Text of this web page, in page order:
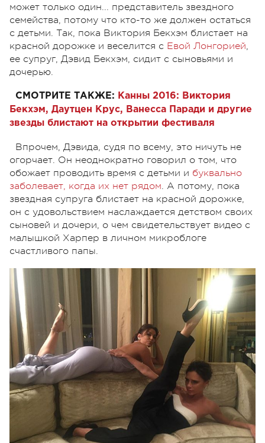
может только один... представитель звездного
семейства, потому что кто-то же должен остаться
с детьми. Так, пока Виктория Бекхэм блистает на
красной дорожке и веселится с Евой Лонгорией,
ее супруг, Дэвид Бекхэм, сидит с сыновьями и
дочерью.
СМОТРИТЕ ТАКЖЕ: Канны 2016: Виктория
Бекхэм, Даутцен Крус, Ванесса Паради и другие
звезды блистают на открытии фестиваля
Впрочем, Дэвида, судя по всему, это ничуть не
огорчает. Он неоднократно говорил о том, что
обожает проводить время с детьми и буквально
заболевает, когда их нет рядом. А потому, пока
звездная супруга блистает на красной дорожке,
он с удовольствием наслаждается детством своих
сыновей и дочери, о чем свидетельствует видео с
малышкой Харпер в личном микроблоге
счастливого папы.